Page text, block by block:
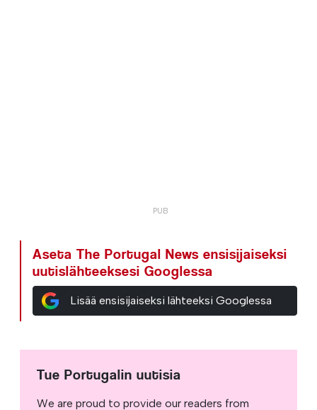
Aseta The Portugal News ensisijaiseksi
uutislähteeksesi Googlessa
Lisää ensisijaiseksi lähteeksi Googlessa
Tue Portugalin uutisia
We are proud to provide our readers from